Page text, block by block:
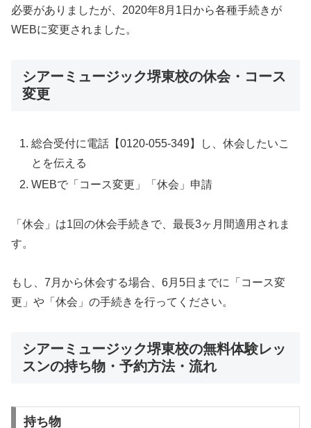
必要がありましたが、2020年8月1日から各種手続きが
WEBに変更されました。
シアーミュージック堺東校の休会・コース
変更
総合受付に電話【0120-055-349】し、休会したいこ
とを伝える
WEBで「コース変更」「休会」申請
「休会」は1回の休会手続きで、最長3ヶ月間適用されま
す。
もし、7月から休会する場合、6月5日までに「コース変
更」や「休会」の手続きを行ってください。
シアーミュージック堺東校の無料体験レッ
スンの持ち物・予約方法・流れ
持ち物